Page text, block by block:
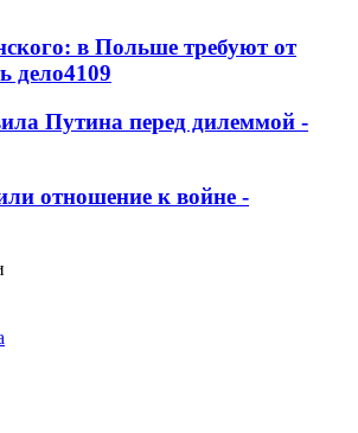
в Польше требуют от
дело4109
Путина перед дилеммой -
отношение к войне -